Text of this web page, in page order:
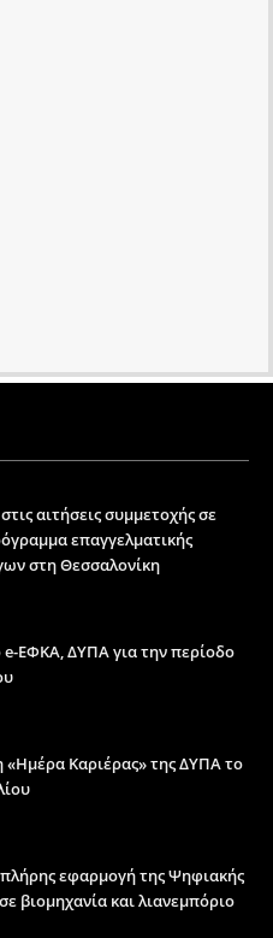
αιτήσεις συμμετοχής σε
επαγγελματικής
στη Θεσσαλονίκη
ΕΦΚΑ, ΔΥΠΑ για την περίοδο
«Ημέρα Καριέρας» της ΔΥΠΑ το
εφαρμογή της Ψηφιακής
βιομηχανία και λιανεμπόριο